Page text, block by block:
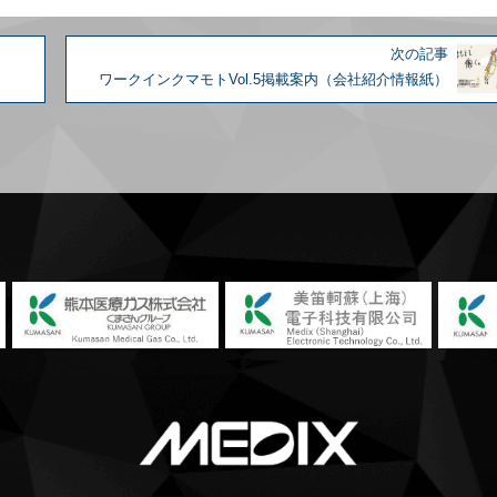
次の記事
ワークインクマモトVol.5掲載案内（会社紹介情報紙）